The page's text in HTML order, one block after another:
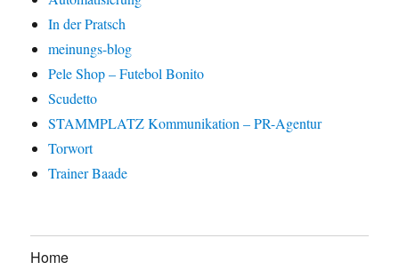
In der Pratsch
meinungs-blog
Pele Shop – Futebol Bonito
Scudetto
STAMMPLATZ Kommunikation – PR-Agentur
Torwort
Trainer Baade
Home